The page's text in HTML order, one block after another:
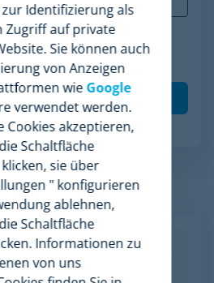
ISO-27001 zertifiziertes
akzeptiere die Verarbeitung
derDatenschutzrichtlinie
Artikel
Identifizierung als
Zugriff auf private
Sie können auch
von Anzeigen
wie Google
verwendet werden.
Cookies akzeptieren,
Schaltfläche
sie über
" konfigurieren
ablehnen,
Schaltfläche
Informationen zu
von uns